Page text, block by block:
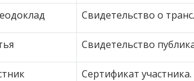
Свидетельство о
Свидетельство
Сертификат участника.